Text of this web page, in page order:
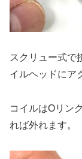
スクリュー式で
イルヘッドにア
コイルはOリン
れば外れます。